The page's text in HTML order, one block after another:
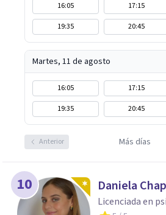
16:05 17:15
19:35
20:45
Martes, 11 de agosto
16:05 17:15
19:35
20:45
Anterior Más días
10 Daniela
Licenciada en